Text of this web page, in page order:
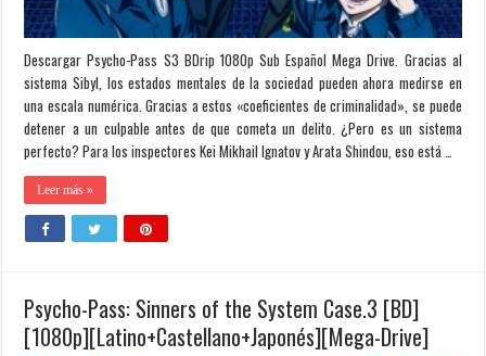
Descargar Psycho-Pass S3 BDrip 1080p Sub Español Mega Drive. Gracias al
sistema Sibyl, los estados mentales de la sociedad pueden ahora medirse en
una escala numérica. Gracias a estos «coeficientes de criminalidad», se puede
detener a un culpable antes de que cometa un delito. ¿Pero es un sistema
perfecto? Para los inspectores Kei Mikhail Ignatov y Arata Shindou, eso está …
Leer más »
Psycho-Pass: Sinners of the System Case.3 [BD]
[1080p][Latino+Castellano+Japonés][Mega-Drive]